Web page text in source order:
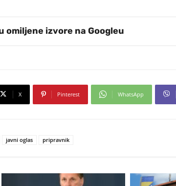
omiljene izvore na Googleu
X Pinterest WhatsApp
javni oglas pripravnik